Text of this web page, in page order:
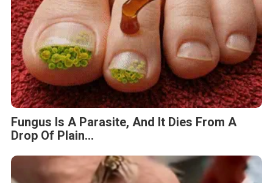
Fungus Is A Parasite, And It Dies From A
Drop Of Plain...